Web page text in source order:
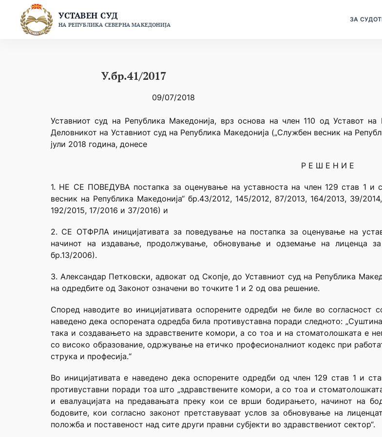
content
УСТАВЕН СУД
НА РЕПУБЛИКА СЕВЕРНА МАКЕДОНИЈА
ЗА СУДОТ
У.бр.41/2017
09/07/2018
Уставниот суд на Република Македонија, врз основа на член 110 од Уставот
Деловникот на Уставниот суд на Република Македонија („Службен весник на
јули 2018 година, донесе
Р Е Ш Е Н И Е
1. НЕ СЕ ПОВЕДУВА постапка за оценување на уставноста на член 129 став 1 и
весник на Република Македонија“ бр.43/2012, 145/2012, 87/2013, 164/2013, 39/
192/2015, 17/2016 и 37/2016) и
2. СЕ ОТФРЛА иницијативата за поведување на постапка за оценување на
начинот на издавање, продолжување, обновување и одземање на лиценца
бр.13/2006).
3. Александар Петковски, адвокат од Скопје, до Уставниот суд на Република
на одредбите од Законот означени во точките 1 и 2 од ова решение.
Според наводите во иницијативата оспорените одредби не билe во
наведено дека оспорената одредба била противуставна поради следното:
така и создавањето на здравствените комори, а со тоа и на стоматолошката е
со високо образование, одржување на етичко професионалниот кодекс при
струка и професија.“
Во иницијативата е наведено дека оспорените одредби од член 129 став 1 и
противуставни поради тоа што „здравствените комори, а со тоа и
и евалуацијата на предавањата преку кои се врши бодирањето, начинот на
бодовите, кои согласно законот претставуваат услов за обновување на
положба и поставеност над сите други правни субјекти во здравствениот сектор“.